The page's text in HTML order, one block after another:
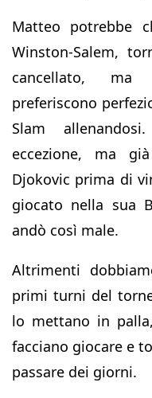
Matteo potrebbe
Winston-Salem,
cancellato,
preferiscono
Slam
eccezione, ma
Djokovic prima di
giocato nella sua
andò così male.
Altrimenti
primi turni del
lo mettano in
facciano giocare e
passare dei giorni.